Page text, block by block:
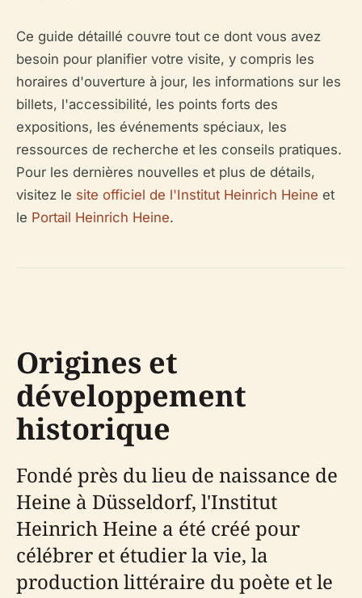
Ce guide détaillé couvre tout ce dont vous avez
besoin pour planifier votre visite, y compris les
horaires d'ouverture à jour, les informations sur les
billets, l'accessibilité, les points forts des
expositions, les événements spéciaux, les
ressources de recherche et les conseils pratiques.
Pour les dernières nouvelles et plus de détails,
visitez le site officiel de l'Institut Heinrich Heine et
le Portail Heinrich Heine.
Origines et
développement
historique
Fondé près du lieu de naissance de
Heine à Düsseldorf, l'Institut
Heinrich Heine a été créé pour
célébrer et étudier la vie, la
production littéraire du poète et le